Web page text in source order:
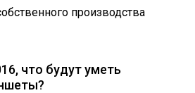
производства
что будут уметь